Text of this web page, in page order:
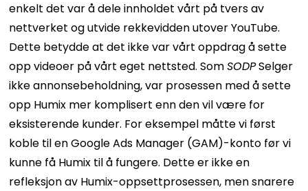
enkelt det var å dele innholdet vårt på tvers av
nettverket og utvide rekkevidden utover YouTube.
Dette betydde at det ikke var vårt oppdrag å sette
opp videoer på vårt eget nettsted. SomSODPSelger
ikke annonsebeholdning, var prosessen med å sette
opp Humix mer komplisert enn den vil være for
eksisterende kunder. For eksempel måtte vi først
koble til en Google Ads Manager (GAM)-konto før vi
kunne få Humix til å fungere. Dette er ikke en
refleksjon av Humix-oppsettprosessen, men snarere